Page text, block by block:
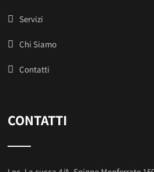
Servizi
Chi Siamo
Contatti
CONTATTI